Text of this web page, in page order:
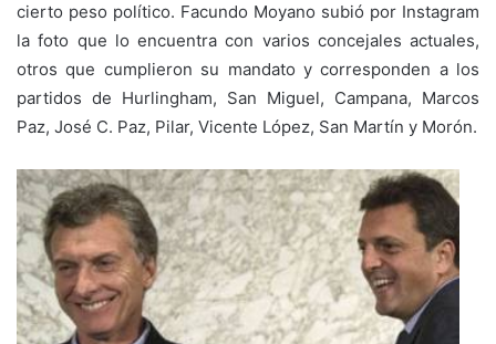
cierto peso político. Facundo Moyano subió por Instagram
la foto que lo encuentra con varios concejales actuales,
otros que cumplieron su mandato y corresponden a los
partidos de Hurlingham, San Miguel, Campana, Marcos
Paz, José C. Paz, Pilar, Vicente López, San Martín y Morón.